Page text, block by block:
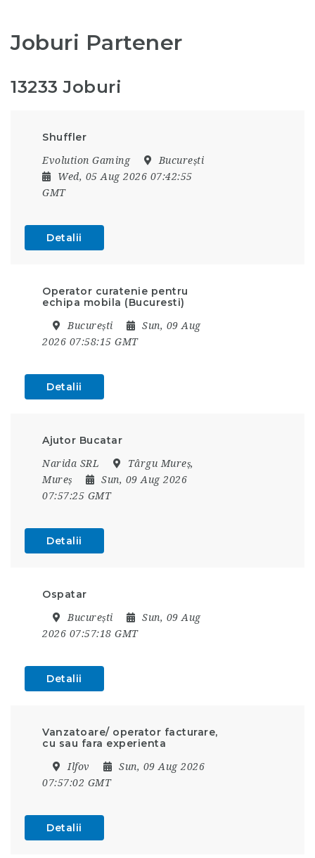
Joburi Partener
13233 Joburi
Shuffler
Evolution Gaming
București
Wed, 05 Aug 2026 07:42:55
GMT
Detalii
Operator curatenie pentru
echipa mobila (Bucuresti)
București
Sun, 09 Aug
2026 07:58:15 GMT
Detalii
Ajutor Bucatar
Narida SRL
Târgu Mureș,
Mureș
Sun, 09 Aug 2026
07:57:25 GMT
Detalii
Ospatar
București
Sun, 09 Aug
2026 07:57:18 GMT
Detalii
Vanzatoare/ operator facturare,
cu sau fara experienta
Ilfov
Sun, 09 Aug 2026
07:57:02 GMT
Detalii